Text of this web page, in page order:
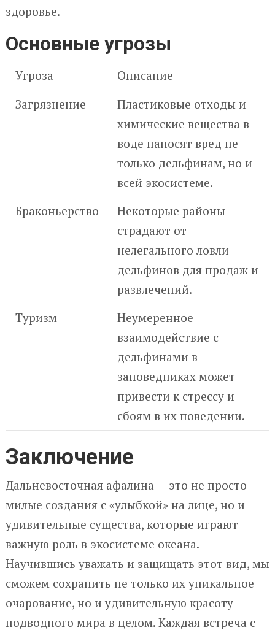
здоровье.
Основные угрозы
Угроза
Описание
Загрязнение
Пластиковые отходы и
химические вещества в
воде наносят вред не
только дельфинам, но и
всей экосистеме.
Браконьерство
Некоторые районы
страдают от
нелегального ловли
дельфинов для продаж и
развлечений.
Туризм
Неумеренное
взаимодействие с
дельфинами в
заповедниках может
привести к стрессу и
сбоям в их поведении.
Заключение
Дальневосточная афалина — это не просто
милые создания с «улыбкой» на лице, но и
удивительные существа, которые играют
важную роль в экосистеме океана.
Научившись уважать и защищать этот вид, мы
сможем сохранить не только их уникальное
очарование, но и удивительную красоту
подводного мира в целом. Каждая встреча с